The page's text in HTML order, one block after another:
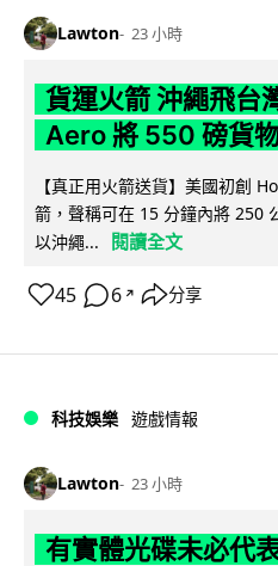
Lawton 23 小時
貨運火箭 沖繩飛台
Aero 將 550 磅貨
【真正用火箭送貨】美國初創
箭，聲稱可在 15 分鐘內將 250
以沖繩...
閱讀全文
45 6 ↗ 分享
科技娛樂 遊戲情報
Lawton 23 小時
有實體光碟未必代